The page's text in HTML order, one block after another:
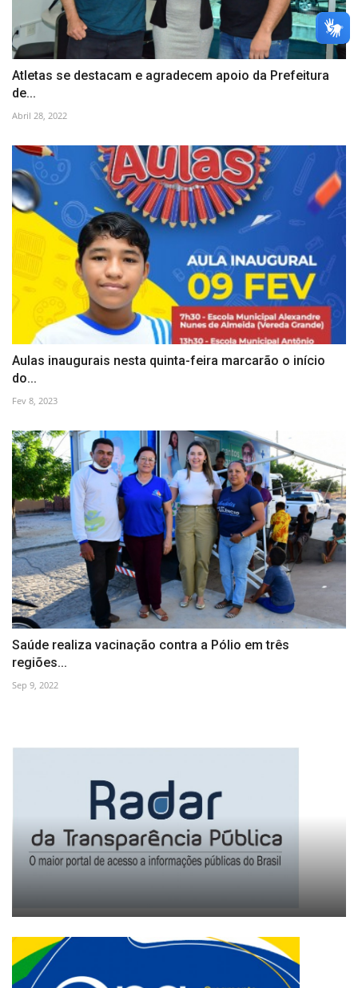
Atletas se destacam e agradecem apoio da Prefeitura
de...
Abril 28, 2022
Aulas inaugurais nesta quinta-feira marcarão o início
do...
Fev 8, 2023
Saúde realiza vacinação contra a Pólio em três
regiões...
Sep 9, 2022